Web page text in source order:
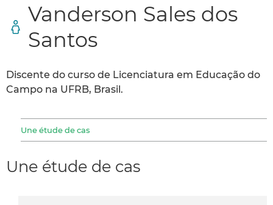
Vanderson Sales dos
Santos
Discente do curso de Licenciatura em Educação do
Campo na UFRB, Brasil.
Une étude de cas
Une étude de cas